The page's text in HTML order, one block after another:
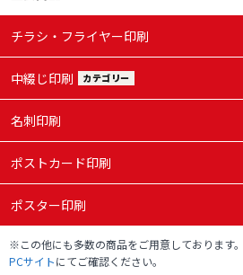
62,430円
8,500部
93,600円
65,870円
116,510
88,250円
9,000部
97,650円
69,310円
121,480
92,710円
9,500部
101,710
円
72,740円
126,460
円
97,180円
チラシ・フライヤー印刷
中綴じ印刷 カテゴリー
名刺印刷
ポストカード印刷
ポスター印刷
※この他にも多数の商品をご用意しております。
PCサイトにてご確認ください。